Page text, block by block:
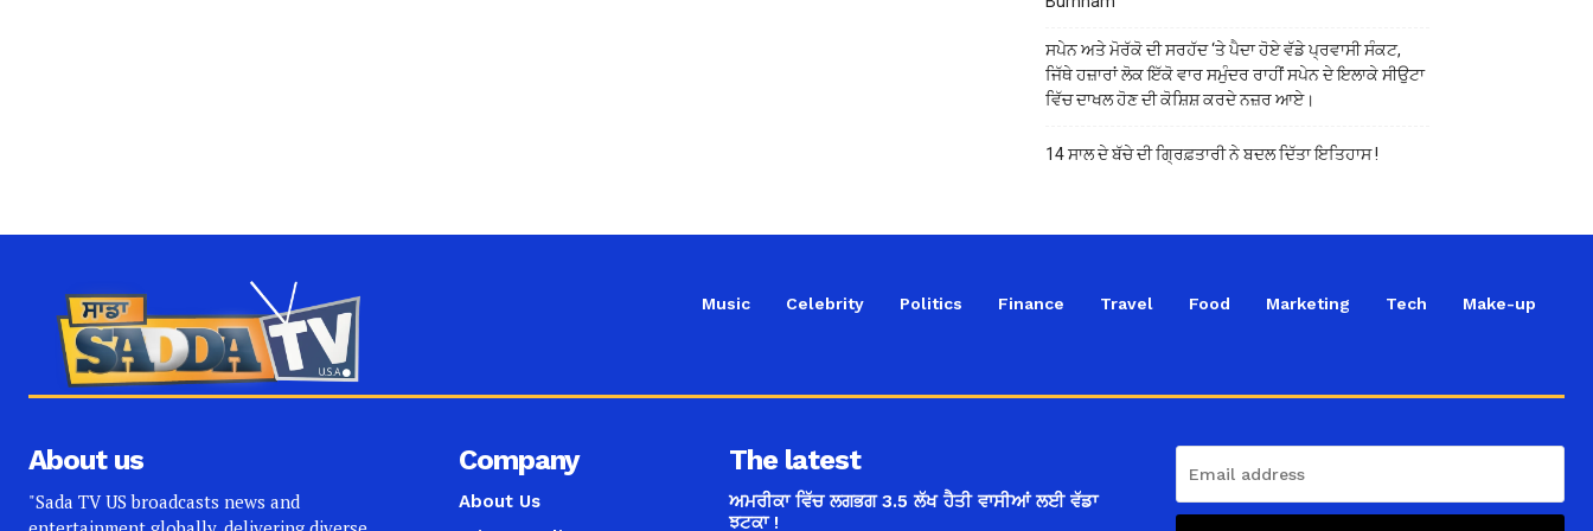
ਸਪੇਨ ਅਤੇ ਮੋਰੱਕੋ ਦੀ ਸਰਹੱਦ ‘ਤੇ ਪੈਦਾ ਹੋਏ ਵੱਡੇ ਪ੍ਰਵਾਸੀ ਸੰਕਟ,
ਜਿੱਥੇ ਹਜ਼ਾਰਾਂ ਲੋਕ ਇੱਕੋ ਵਾਰ ਸਮੁੰਦਰ ਰਾਹੀਂ ਸਪੇਨ ਦੇ ਇਲਾਕੇ ਸੀਉਟਾ
ਵਿੱਚ ਦਾਖਲ ਹੋਣ ਦੀ ਕੋਸ਼ਿਸ਼ ਕਰਦੇ ਨਜ਼ਰ ਆਏ।
14 ਸਾਲ ਦੇ ਬੱਚੇ ਦੀ ਗ੍ਰਿਫ਼ਤਾਰੀ ਨੇ ਬਦਲ ਦਿੱਤਾ ਇਤਿਹਾਸ !
Music Celebrity Politics Finance Travel Food Marketing Tech Make-up
About us
"Sada TV US broadcasts news and
Company
About Us
The latest
ਅਮਰੀਕਾ ਵਿੱਚ ਲਗਭਗ 3.5 ਲੱਖ ਹੈਤੀ ਵਾਸੀਆਂ ਲਈ ਵੱਡਾ
ਝਟਕਾ !